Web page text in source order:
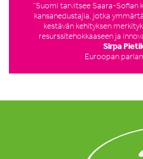
”Suomi tarvitsee Saara-Sofian
kansanedustajia, jotka
kestävän kehityksen
resurssitehokkaaseen ja
Sirpa
Euroopan